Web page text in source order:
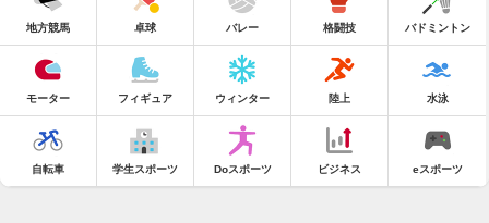
地方競馬 卓球 バレー 格闘技 バドミントン
モーター フィギュア ウィンター 陸上 水泳
自転車 学生スポーツ Doスポーツ ビジネス eスポーツ